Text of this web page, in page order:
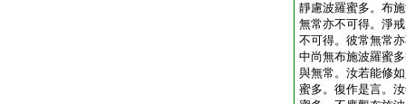
靜慮波羅蜜多。布
無常亦不可得。淨
不可得。彼常無常
中尚無布施波羅蜜
與無常。汝若能修
蜜多。復作是言。